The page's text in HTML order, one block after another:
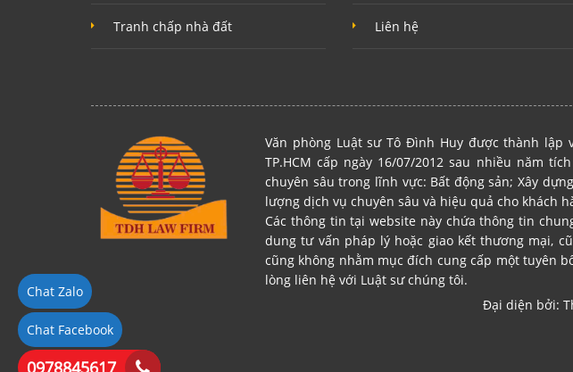
Tranh chấp nhà đất Liên hệ
Văn phòng Luật sư Tô Đình Huy được thành lập
TP.HCM cấp ngày 16/07/2012 sau nhiều năm
chuyên sâu trong lĩnh vực: Bất động sản; Xây
lượng dịch vụ chuyên sâu và hiệu quả cho khách
Các thông tin tại website này chứa thông tin
dung tư vấn pháp lý hoặc giao kết thương mại,
cũng không nhằm mục đích cung cấp một tuyên
lòng liên hệ với Luật sư chúng tôi.
Đại diện bởi:
Chat Facebook
Chat Zalo
0978845617